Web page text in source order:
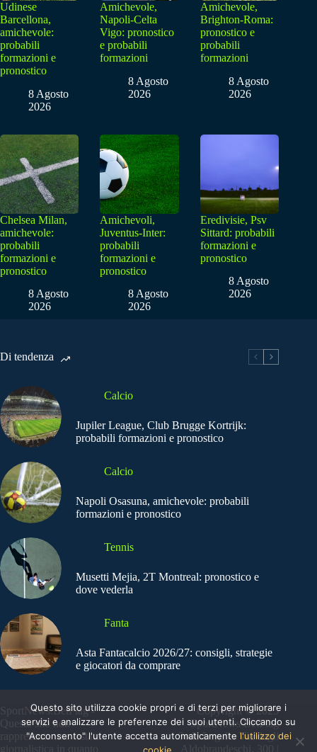
Udinese
Barcellona,
amichevole:
probabili
formazioni e
pronostico
8 Agosto
2026
Amichevole,
Napoli-Celta
Vigo: pronostico
e probabili
formazioni
8 Agosto
2026
Amichevole,
Brighton-Roma:
pronostico e
probabili
formazioni
8 Agosto
2026
Chelsea Milan,
amichevole:
probabili
formazioni e
pronostico
8 Agosto
2026
Amichevoli,
Juventus-Inter:
probabili
formazioni e
pronostico
8 Agosto
2026
Eredivisie, Psv
Sittard: probabili
formazioni e
pronostico
8 Agosto
2026
Di tendenza
Calcio
Jupiler League, Club Brugge Kortrijk:
probabili formazioni e pronostico
Calcio
Napoli Osasuna, amichevole: probabili
formazioni e pronostico
Tennis
Musetti Mejia, 2T Montreal: pronostico e
dove vederla
Fanta
Asta Fantacalcio 2026/27: consigli, strategie
e giocatori da comprare
SportNews.BetFlag -
Questo sito non
rappresenta una testata
giornalistica in quanto
Copyright © 2025
SportNews BetFlag
Sede Legale: Via degli
Aldobrandeschi, 300 |
Questo sito utilizza cookie propri e di terzi per migliorare i
servizi e analizzare le preferenze dei suoi utenti. Cliccando su
"Acconsento" l'utente accetta automaticamente l'utilizzo dei